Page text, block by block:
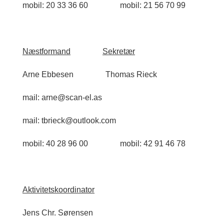
mobil: 20 33 36 60 mobil: 21 56 70 99
Næstformand Sekretær
Arne Ebbesen Thomas Rieck
mail: arne@scan-el.as
mail: tbrieck@outlook.com
mobil: 40 28 96 00 mobil: 42 91 46 78
Aktivitetskoordinator
Jens Chr. Sørensen